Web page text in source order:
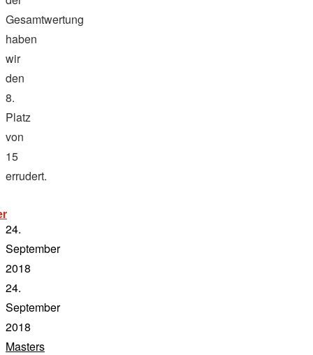
Gesamtwertung
haben
wir
den
8.
Platz
von
15
errudert.
„blaues
band
2018“
24.
September
2018
24.
September
2018
Masters